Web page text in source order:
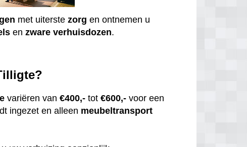
met uiterstezorg en ontnemen u
enzware verhuisdozen.
variëren van€400,- tot€600,- voor een
ingezet en alleen meubeltransport